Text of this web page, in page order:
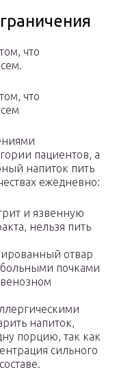
что
что
пациентов, а
напиток пить
ежедневно:
и язвенную
нельзя пить
отвар
почками
напиток,
порцию, так как
сильного